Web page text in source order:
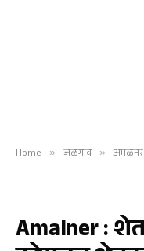
Home » जळगाव » अमळनेर
Amalner :